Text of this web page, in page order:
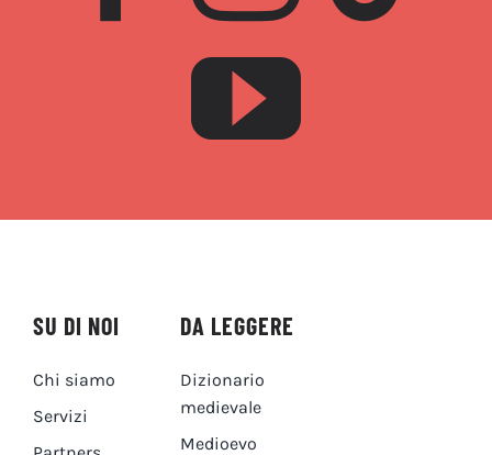
SU DI NOI
Chi siamo
Servizi
DA LEGGERE
Dizionario
medievale
Medioevo